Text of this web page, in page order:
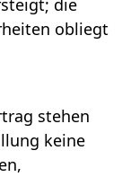
die
obliegt
stehen
keine